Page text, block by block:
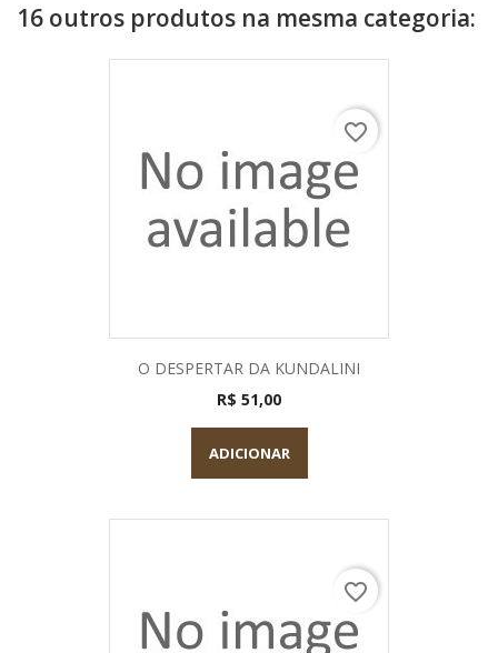
16 outros produtos na mesma categoria:
O DESPERTAR DA KUNDALINI
R$ 51,00
ADICIONAR
favorite_border
favorite_border